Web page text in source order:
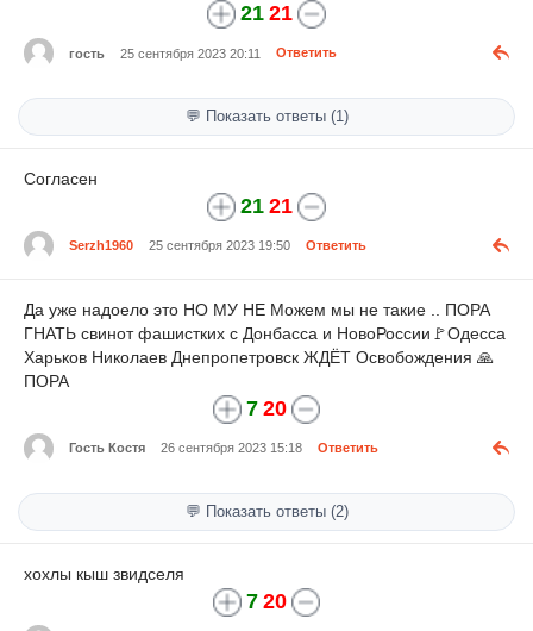
21 21
гость 25 сентября 2023 20:11 Ответить
💬 Показать ответы (1)
Согласен
21 21
Serzh1960 25 сентября 2023 19:50 Ответить
Да уже надоело это НО МУ НЕ Можем мы не такие .. ПОРА
ГНАТЬ свинот фашистких с Донбасса и НовоРоссии🚩Одесса
Харьков Николаев Днепропетровск ЖДЁТ Освобождения 🙏
ПОРА
7 20
Гость Костя 26 сентября 2023 15:18 Ответить
💬 Показать ответы (2)
хохлы кыш звидселя
7 20